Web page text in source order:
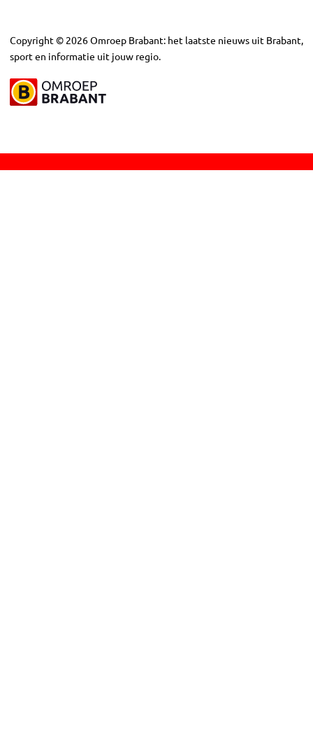
Copyright © 2026Omroep Brabant: het laatste nieuws uit Brabant,
sport en informatie uit jouw regio.